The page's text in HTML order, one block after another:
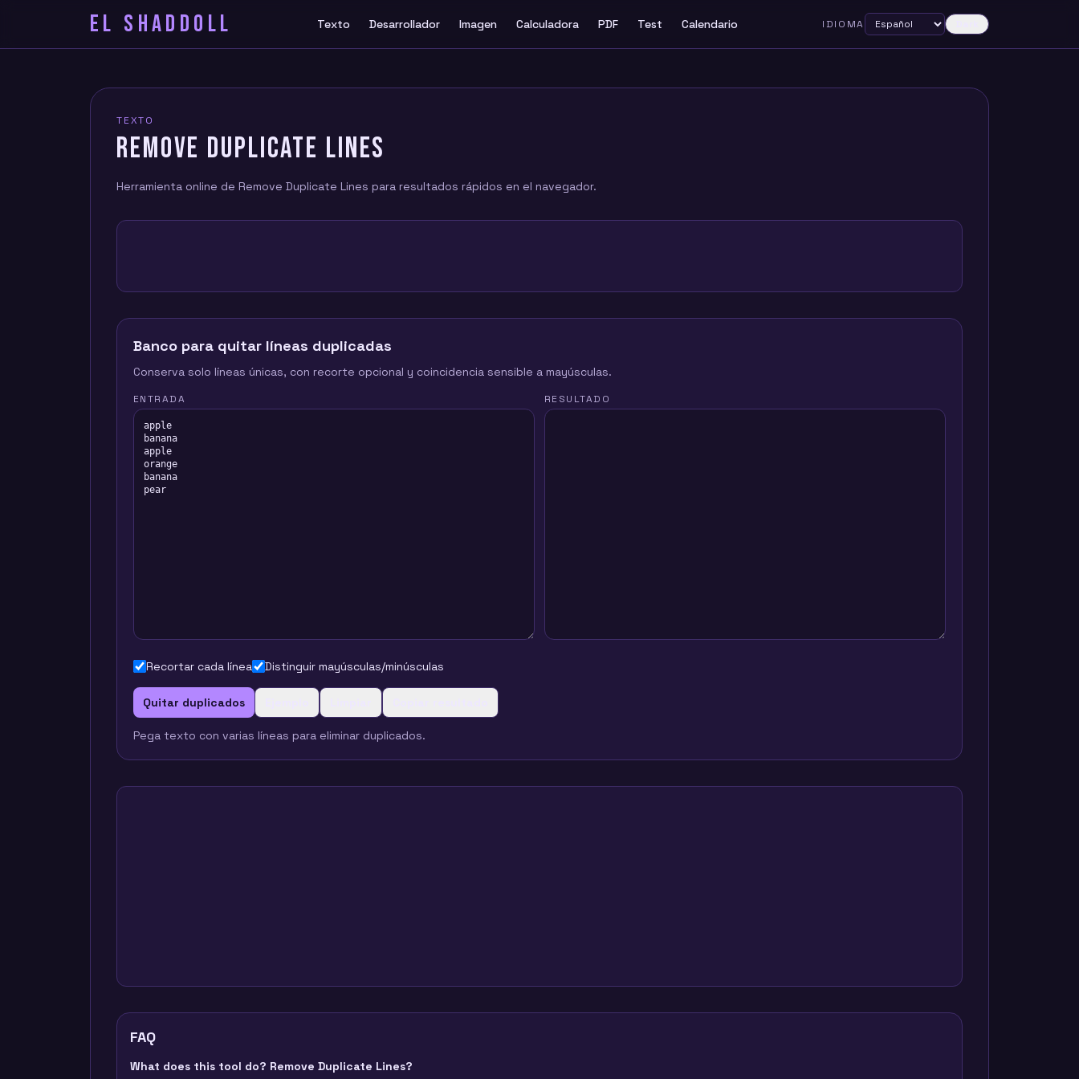
EL SHADDOLL Texto Desarrollador Imagen Calculadora PDF Test Calendario IDIOMA
TEXTO
REMOVE DUPLICATE LINES
Herramienta online de Remove Duplicate Lines para resultados rápidos en el navegador.
Banco para quitar líneas duplicadas
Conserva solo líneas únicas, con recorte opcional y coincidencia sensible a mayúsculas.
ENTRADA RESULTADO
Recortar cada línea Distinguir mayúsculas/minúsculas
Quitar duplicados
Pega texto con varias líneas para eliminar duplicados.
FAQ
What does this tool do? Remove Duplicate Lines?